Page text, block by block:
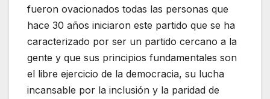
fueron ovacionados todas las personas que
hace 30 años iniciaron este partido que se ha
caracterizado por ser un partido cercano a la
gente y que sus principios fundamentales son
el libre ejercicio de la democracia, su lucha
incansable por la inclusión y la paridad de